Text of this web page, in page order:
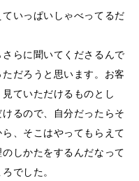
いっぱいしゃべってるだ
らに聞いてくださるんで
だろうと思います。お客
ていただけるものとし
るので、自分だったらそ
、そこはやってもらえて
しかたをするんだなって
でした。